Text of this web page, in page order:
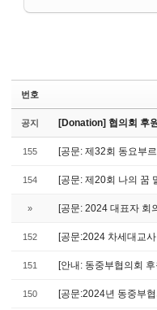
번호
공지 [Donation] 협의회 후
155 [공문: 제32회 동요부
154 [공문: 제20회 나의 꿈
» [공문: 2024 대표자 회
152 [공문:2024 차세대교
151 [안내: 동중부협의회
150 [공문:2024년 동중부